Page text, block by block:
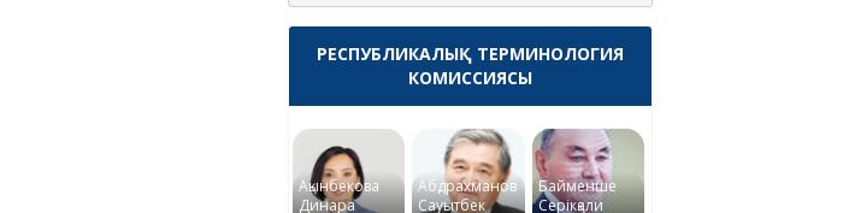
РЕСПУБЛИКАЛЫҚ ТЕРМИНОЛОГИЯ
КОМИССИЯСЫ
Ақынбекова
Динара
Абдрахманов
Сауытбек
Байменше
Серікқали